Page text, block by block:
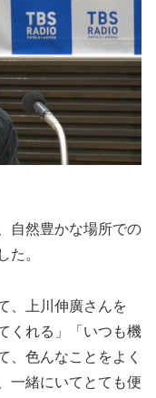
自然豊かな場所での
た。
、上川伸廣さんを
くれる」「いつも機
、色んなことをよく
一緒にいてとても便